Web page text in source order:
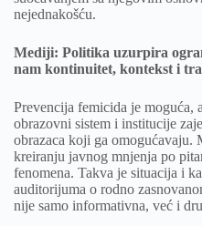
nejednakošću.
Mediji: Politika uzurpira
nam kontinuitet, kontekst i
Prevencija femicida je moguća,
obrazovni sistem i institucije
obrazaca koji ga omogućavaju.
kreiranju javnog mnjenja po
fenomena. Takva je situacija i
auditorijuma o rodno
nije samo informativna, već i